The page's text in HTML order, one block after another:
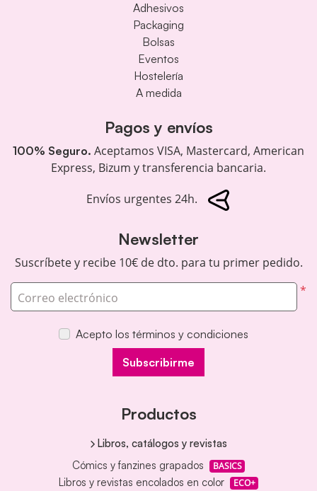
Adhesivos
Packaging
Bolsas
Eventos
Hostelería
A medida
Pagos y envíos
100% Seguro. Aceptamos VISA, Mastercard, American
Express, Bizum y transferencia bancaria.
Envíos urgentes 24h.
Newsletter
Suscríbete y recibe 10€ de dto. para tu primer pedido.
*
Correo electrónico
Acepto los términos y condiciones
Subscribirme
Productos
Libros, catálogos y revistas
Cómics y fanzines grapados
BASICS
Libros y revistas encolados en color ECO+